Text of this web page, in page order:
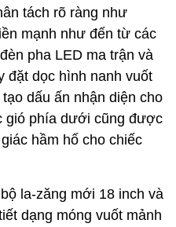
tách rõ ràng như
mạnh như đến từ các
pha LED ma trận và
đặt dọc hình nanh vuốt
dấu ấn nhận diện cho
gió phía dưới cũng được
hầm hố cho chiếc
la-zăng mới 18 inch và
dạng móng vuốt mảnh